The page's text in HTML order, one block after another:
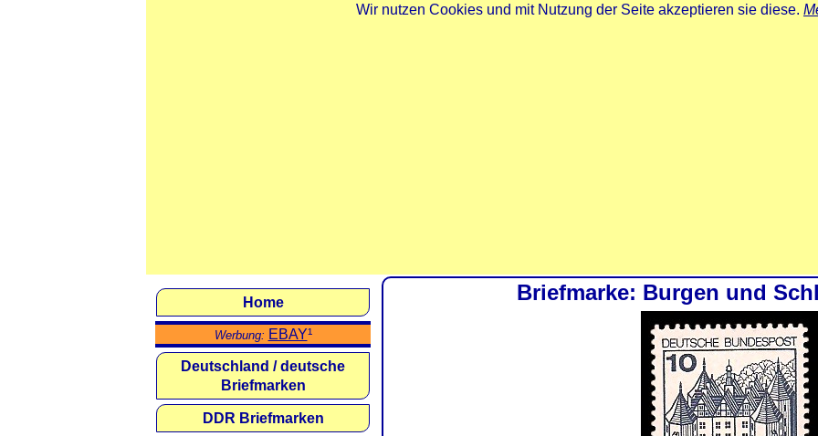
Wir nutzen Cookies und mit Nutzung der Seite akzeptieren sie diese.
Briefmarke: Burgen und
Home
Werbung: EBAY¹
Deutschland / deutsche
Briefmarken
DDR Briefmarken